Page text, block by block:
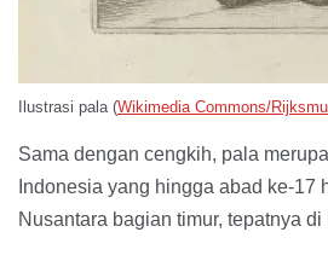
Ilustrasi pala (Wikimedia Commons/
Sama dengan cengkih, pala
Indonesia yang hingga abad ke-17
Nusantara bagian timur, tepatnya